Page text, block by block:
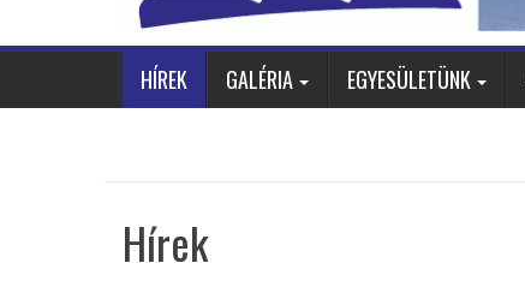
HÍREK GALÉRIA EGYESÜLETÜNK
Hírek